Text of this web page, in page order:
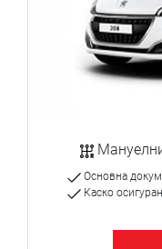
Основна
Каско